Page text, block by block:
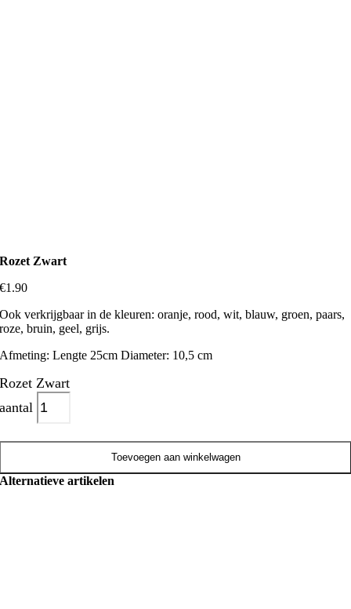
Rozet Zwart
€1.90
Ook verkrijgbaar in de kleuren: oranje, rood, wit, blauw, groen, paars,
roze, bruin, geel, grijs.
Afmeting: Lengte 25cm Diameter: 10,5 cm
Rozet Zwart
aantal
Toevoegen aan winkelwagen
Alternatieve artikelen